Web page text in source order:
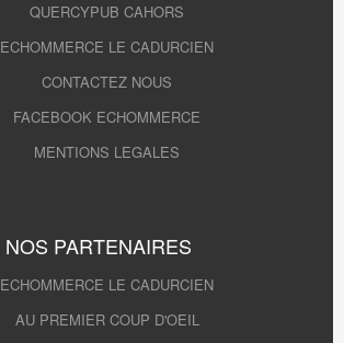
QUERCYPUB CAHORS
ECHOMMERCE LE CADURCIEN
CONTACTEZ NOUS
FACEBOOK ECHOMMERCE
MENTIONS LEGALES
NOS PARTENAIRES
ECHOMMERCE LE CADURCIEN
AU PREMIER COUP D'OEIL